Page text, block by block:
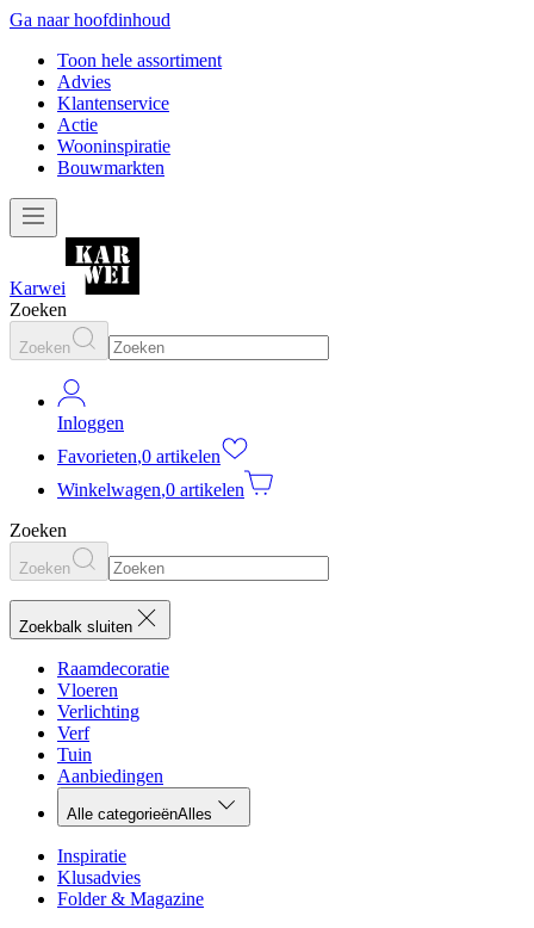
Ga naar hoofdinhoud
Toon hele assortiment
Advies
Klantenservice
Actie
Wooninspiratie
Bouwmarkten
Karwei
Zoeken
Zoeken
Inloggen
Favorieten,0 artikelen
Winkelwagen,0 artikelen
Zoeken
Zoeken
Zoekbalk sluiten
Raamdecoratie
Vloeren
Verlichting
Verf
Tuin
Aanbiedingen
Alle categorieënAlles
Inspiratie
Klusadvies
Folder & Magazine